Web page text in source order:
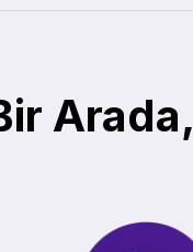
Arada,